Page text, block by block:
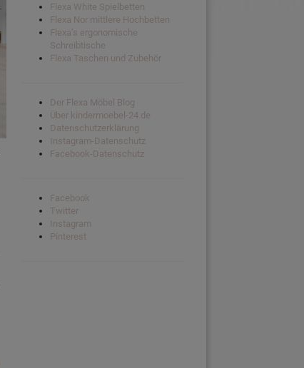
Flexa White Spielbetten
Flexa Nor mittlere Hochbetten
Flexa’s ergonomische
Schreibtische
Flexa Taschen und Zubehör
Der Flexa Möbel Blog
Über kindermoebel-24.de
Datenschutzerklärung
Instagram-Datenschutz
Facebook-Datenschutz
Facebook
Twitter
Instagram
Pinterest